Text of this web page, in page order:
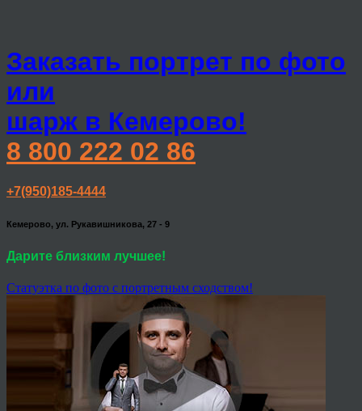
Заказать портрет по фото
или
шарж в Кемерово!
8 800 222 02 86
+7(950)185-4444
Кемерово, ул. Рукавишникова, 27 - 9
Дарите близким лучшее!
Статуэтка по фото с портретным сходством!